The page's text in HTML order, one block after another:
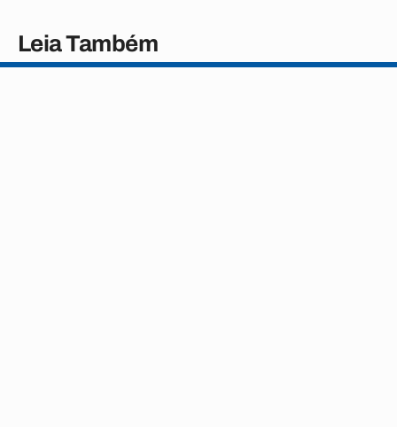
Leia Também